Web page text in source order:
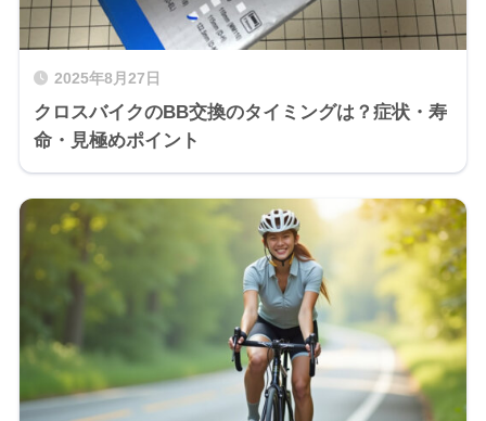
2025年8月27日
クロスバイクのBB交換のタイミングは？症状・寿
命・見極めポイント